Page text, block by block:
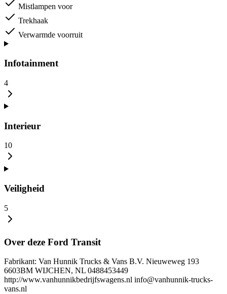
Mistlampen voor
Trekhaak
Verwarmde voorruit
Infotainment
4
Interieur
10
Veiligheid
5
Over deze Ford Transit
Fabrikant: Van Hunnik Trucks & Vans B.V. Nieuweweg 193
6603BM WIJCHEN, NL 0488453449
http://www.vanhunnikbedrijfswagens.nl info@vanhunnik-trucks-
vans.nl